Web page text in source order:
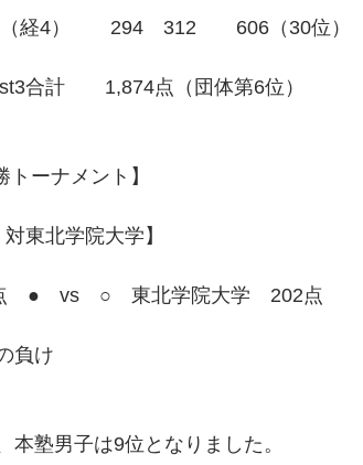
経4）　　294　312　　606（30位）
合計　　1,874点（団体第6位）
トーナメント】
対東北学院大学】
　●　vs　○　東北学院大学　202点
負け
本塾男子は9位となりました。